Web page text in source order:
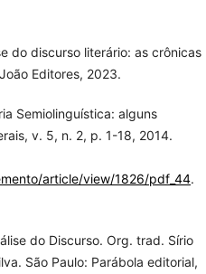
do discurso literário: as crônicas
Editores, 2023.
Semiolinguística: alguns
v. 5, n. 2, p. 1-18, 2014.
article/view/1826/pdf_44.
do Discurso. Org. trad. Sírio
São Paulo: Parábola editorial,